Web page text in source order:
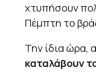
χτυπήσουν
Πέμπτη το
Την ίδια ώρα,
καταλάβουν